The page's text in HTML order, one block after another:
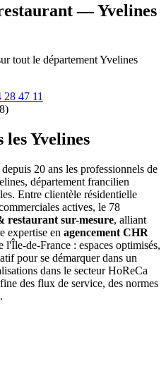
— Yvelines
tout le département Yvelines
28 47 11
les Yvelines
20 ans les professionnels de
département francilien
Entre clientèle résidentielle
actives, le 78
restaurant sur-mesure, alliant
expertise en agencement CHR
de-France : espaces optimisés,
pour se démarquer dans un
dans le secteur HoReCa
des flux de service, des normes